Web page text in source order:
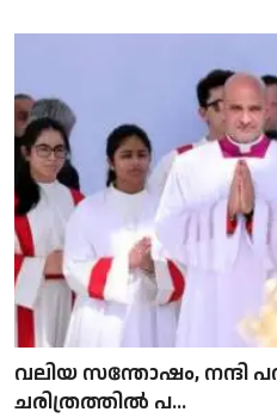
വലിയ സന്തോഷം, നന്ദി
ചരിത്രത്തിൽ പ...